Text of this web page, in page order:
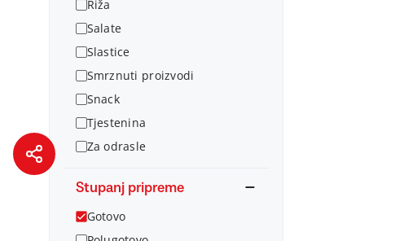
Riža
Salate
Slastice
Smrznuti proizvodi
Snack
Tjestenina
Za odrasle
Stupanj pripreme
Gotovo